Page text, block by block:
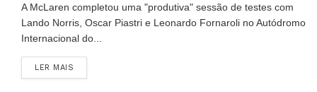
A McLaren completou uma "produtiva" sessão de testes com
Lando Norris, Oscar Piastri e Leonardo Fornaroli no Autódromo
Internacional do...
LER MAIS